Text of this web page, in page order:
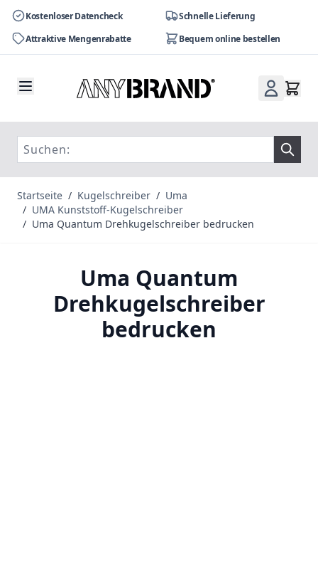
Kostenloser Datencheck
Schnelle Lieferung
Attraktive Mengenrabatte
Bequem online bestellen
Startseite / Kugelschreiber / Uma
/ UMA Kunststoff-Kugelschreiber
/ Uma Quantum Drehkugelschreiber bedrucken
Uma Quantum
Drehkugelschreiber
bedrucken